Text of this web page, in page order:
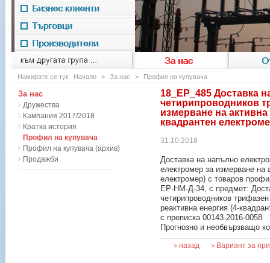
към другата група ... За нас
EVN for
Бизнес клиенти
Търговци
Производители
Намирате се тук Начало > За нас > Профил на купувача
18_ЕР_485 Доставка
четирипроводников
измерване на
квадрантен
31.10.2018
Доставка на напълно
електромер за измерване на
електромер) с товаров
EP-HM-Д-34, с предмет:
четирипроводников
реактивна енергия (4-
с преписка 00143-2016-0058
Прогнозно и необвързващо
> назад > Вариант за
За нас
Дружества
Кампания 2017/2018
Кратка история
Профил на купувача
Профил на купувача (архив)
Продажби